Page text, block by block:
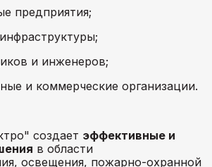
предприятия;
и инженеров;
и коммерческие организации.
создает эффективные и
в области
освещения, пожарно-охранной